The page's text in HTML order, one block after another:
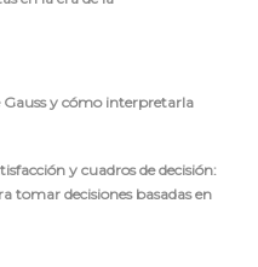
Gauss y cómo interpretarla
y cuadros de decisión:
tomar decisiones basadas en